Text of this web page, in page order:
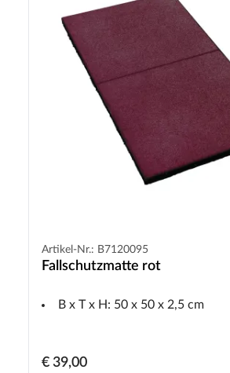
Artikel-Nr.: B7120095
Fallschutzmatte rot
B x T x H: 50 x 50 x 2,5 cm
€ 39,00